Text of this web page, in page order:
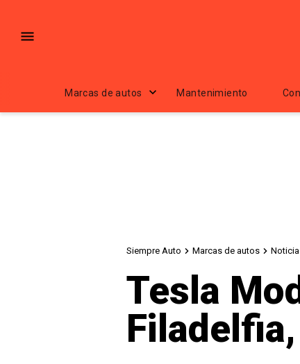
Marcas de autos Mantenimiento
Siempre Auto Marcas de autos
Tesla